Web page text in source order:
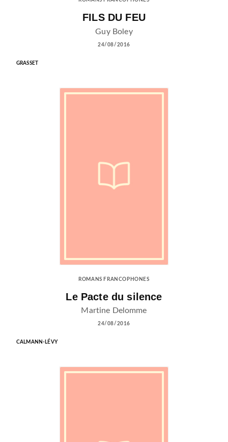
FILS DU FEU
Guy Boley
24/08/2016
GRASSET
ROMANS FRANCOPHONES
Le Pacte du silence
Martine Delomme
24/08/2016
CALMANN-LÉVY